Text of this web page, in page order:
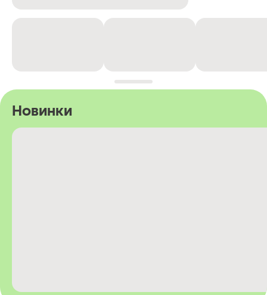
Новинки